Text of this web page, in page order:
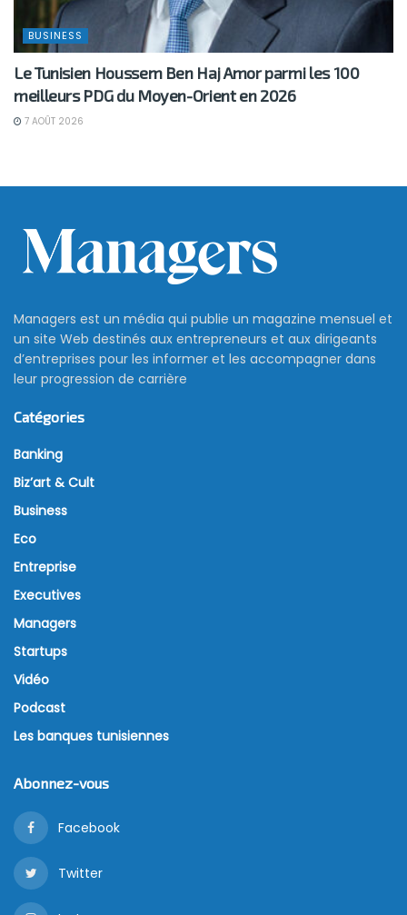
BUSINESS
Le Tunisien Houssem Ben Haj Amor parmi les 100
meilleurs PDG du Moyen-Orient en 2026
7 AOÛT 2026
La Russie peut réviser à la
hausse la taxe sur les
exportations de blé
11 novembre 2021
La Russie, le plus grand exportateur de blé au monde,
pourrait modifier la formule qu’elle utilise pour
cas de forte croissance des prix sur le marché
mondial, a déclaré mercredi son ministre de
l’Agriculture Dmitri Patrushev lors d’une réunion
gouvernementale.
Une telle mesure pourrait avoir un impact direct sur
la Tunisie puisque la Russie est l’un des plus
importants exportateurs de céréales pour la Tunisie.
en blé russe ont atteint les 18.6 millions de dollars.
La Russie est également le principal fournisseur de
blé pour les autres pays du Moyen-Orient et de
l’Afrique. Le pays avait mis en place son système de
taxation basé sur une formule pour les exportations